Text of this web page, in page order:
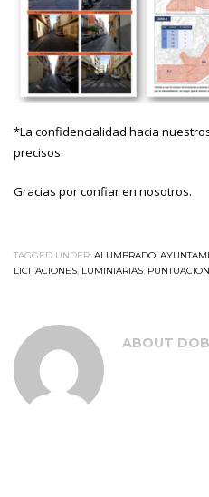
*La confidencialidad hacia
precisos.
Gracias por confiar en nosotros.
TAGGED UNDER: ALUMBRADO,
LICITACIONES, LUMINIARIAS,
ABOUT